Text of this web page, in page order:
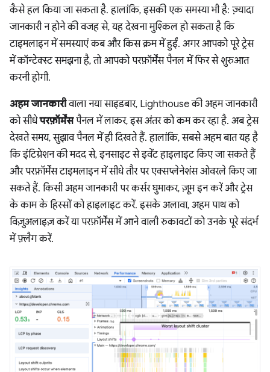
कैसे हल किया जा सकता है. हालांकि, इसकी एक समस्या भी है: ज़्यादा
जानकारी न होने की वजह से, यह देखना मुश्किल हो सकता है कि
टाइमलाइन में समस्याएं कब और किस क्रम में हुईं. अगर आपको पूरे ट्रेस
में कॉन्टेक्स्ट समझना है, तो आपको परफ़ॉर्मेंस पैनल में फिर से शुरुआत
करनी होगी.
अहम जानकारीवाला नया साइडबार, Lighthouse की अहम जानकारी
को सीधेपरफ़ॉर्मेंसपैनल में लाकर, इस अंतर को कम कर रहा है. अब ट्रेस
देखते समय, सुझाव पैनल में ही दिखते हैं. हालांकि, सबसे अहम बात यह है
कि इंटिग्रेशन की मदद से, इनसाइट से इवेंट हाइलाइट किए जा सकते हैं
और परफ़ॉर्मेंस टाइमलाइन में सीधे तौर पर एक्सप्लेनेशंस ओवरले किए जा
सकते हैं. किसी अहम जानकारी पर कर्सर घुमाकर, ज़ूम इन करें और ट्रेस
के काम के हिस्सों को हाइलाइट करें. इसके अलावा, अहम पाथ को
विज़ुअलाइज़ करें या परफ़ॉर्मेंस में आने वाली रुकावटों को उनके पूरे संदर्भ
में फ़्लैग करें.